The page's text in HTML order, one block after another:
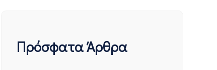
Πρόσφατα Άρθρα